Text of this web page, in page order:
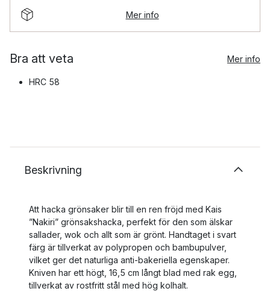
Mer info
Bra att veta Mer info
HRC 58
Beskrivning
Att hacka grönsaker blir till en ren fröjd med Kais
”Nakiri” grönsakshacka, perfekt för den som älskar
sallader, wok och allt som är grönt. Handtaget i svart
färg är tillverkat av polypropen och bambupulver,
vilket ger det naturliga anti-bakeriella egenskaper.
Kniven har ett högt, 16,5 cm långt blad med rak egg,
tillverkat av rostfritt stål med hög kolhalt.